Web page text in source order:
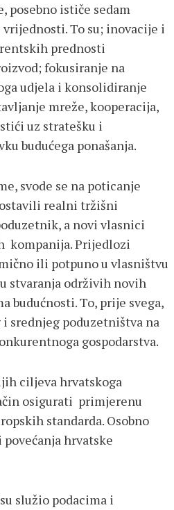
posebno ističe sedam
To su; inovacije i
prednosti
fokusiranje na
udjela i konsolidiranje
mreže, kooperacija,
uz stratešku i
budućega ponašanja.
svode se na poticanje
realni tržišni
a novi vlasnici
kompanija. Prijedlozi
ili potpuno u vlasništvu
stvaranja održivih novih
budućnosti. To, prije svega,
srednjeg poduzetništva na
gospodarstva.
ciljeva hrvatskoga
osigurati primjerenu
standarda. Osobno
hrvatske
služio podacima i